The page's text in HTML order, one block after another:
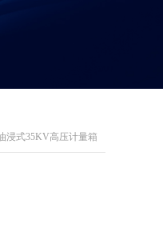
浸式35KV高压计量箱